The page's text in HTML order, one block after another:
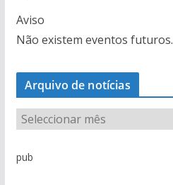
Aviso
Não existem eventos futuros.
Arquivo de notícias
q
pub